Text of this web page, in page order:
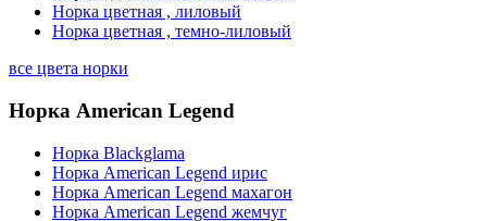
Норка цветная , лиловый
Норка цветная , темно-лиловый
все цвета норки
Норка American Legend
Норка Blackglama
Норка American Legend ирис
Норка American Legend махагон
Норка American Legend жемчуг